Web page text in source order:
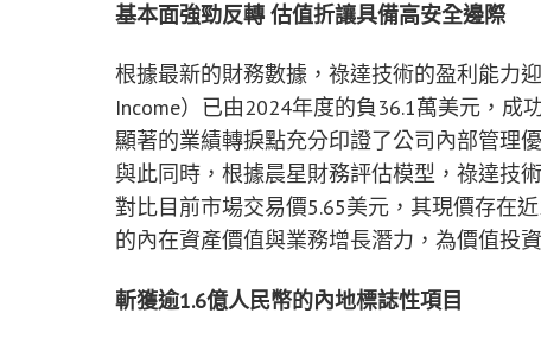
基本面強勁反轉 估值折讓具備高安全邊際
根據最新的財務數據，祿達技術的盈利能力
Income）已由2024年度的負36.1萬美元，
顯著的業績轉捩點充分印證了公司內部管理
與此同時，根據晨星財務評估模型，祿達技
對比目前市場交易價5.65美元，其現價存在
的內在資產價值與業務增長潛力，為價值投
斬獲逾1.6億人民幣的內地標誌性項目